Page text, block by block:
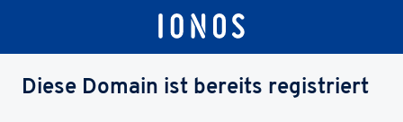
Diese Domain ist bereits registriert